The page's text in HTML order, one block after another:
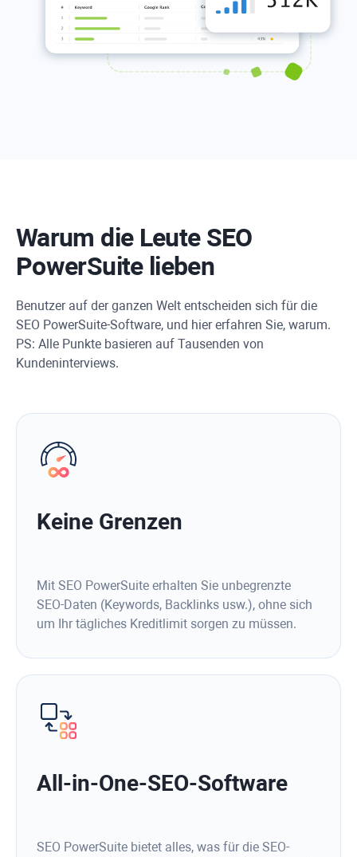
Warum die Leute SEO
PowerSuite lieben
Benutzer auf der ganzen Welt entscheiden sich für die
SEO PowerSuite-Software, und hier erfahren Sie, warum.
PS: Alle Punkte basieren auf Tausenden von
Kundeninterviews.
Keine Grenzen
Mit SEO PowerSuite erhalten Sie unbegrenzte
SEO-Daten (Keywords, Backlinks usw.), ohne sich
um Ihr tägliches Kreditlimit sorgen zu müssen.
All-in-One-SEO-Software
SEO PowerSuite bietet alles, was für die SEO-